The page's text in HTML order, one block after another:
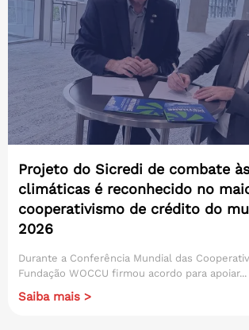
Projeto do Sicredi de combate
climáticas é reconhecido no
cooperativismo de crédito do
2026
Durante a Conferência Mundial das
Fundação WOCCU firmou acordo para apoiar...
Saiba mais >